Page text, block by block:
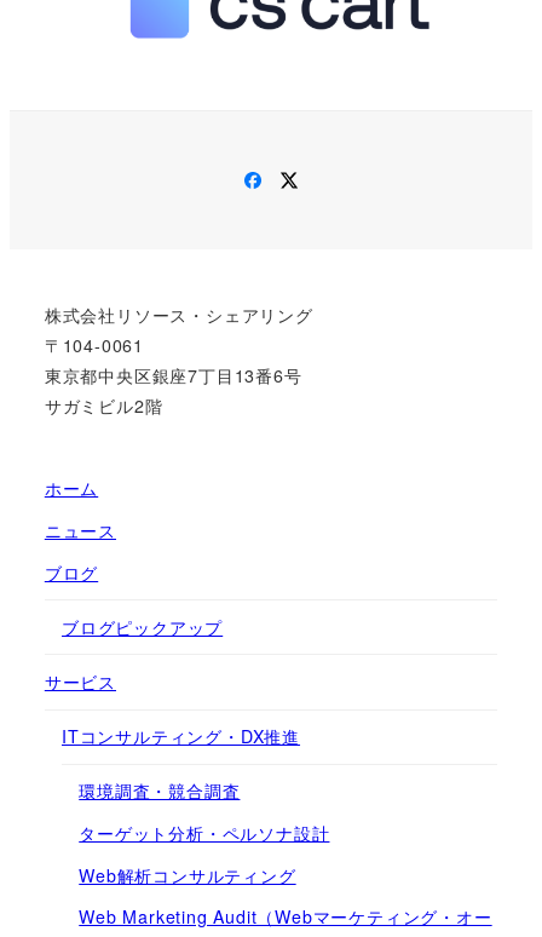
Facebook
株式会社リソース・シェアリング
〒104-0061
東京都中央区銀座7丁目13番6号
サガミビル2階
ホーム
ニュース
ブログ
ブログピックアップ
サービス
ITコンサルティング・DX推進
環境調査・競合調査
ターゲット分析・ペルソナ設計
Web解析コンサルティング
Web Marketing Audit（Webマーケティング・オー